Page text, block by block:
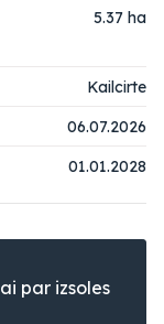
5.37 ha
Kailcirte
06.07.2026
01.01.2028
par izsoles